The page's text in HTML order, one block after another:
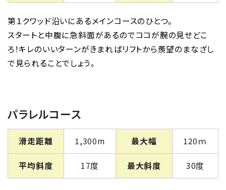
第１クワッド沿いにあるメインコースのひとつ。
スタートと中腹に急斜面があるのでココが腕の見せどこ
ろ！キレのいいターンがきまればリフトから羨望のまなざし
で見られることでしょう。
パラレルコース
滑走距離 1,300m 最大幅 120ｍ
平均斜度 17度 最大斜度 30度